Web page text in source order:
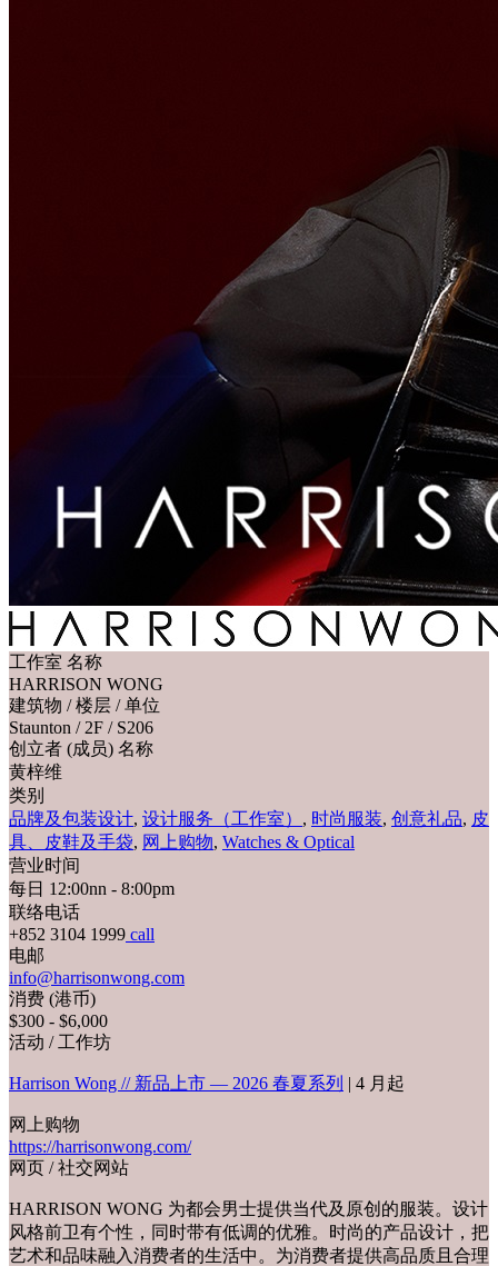
工作室 名称
HARRISON WONG
建筑物 / 楼层 / 单位
Staunton / 2F / S206
创立者 (成员) 名称
黄梓维
类别
品牌及包装设计, 设计服务（工作室） , 时尚服装, 创意礼品, 皮
具、皮鞋及手袋, 网上购物, Watches & Optical
营业时间
每日 12:00nn - 8:00pm
联络电话
+852 3104 1999 call
电邮
info@harrisonwong.com
消费 (港币)
$300 - $6,000
活动 / 工作坊
Harrison Wong // 新品上市 — 2026 春夏系列 | 4 月起
网上购物
https://harrisonwong.com/
网页 / 社交网站
HARRISON WONG 为都会男士提供当代及原创的服装。设计
风格前卫有个性，同时带有低调的优雅。时尚的产品设计，把
艺术和品味融入消费者的生活中。为消费者提供高品质且合理